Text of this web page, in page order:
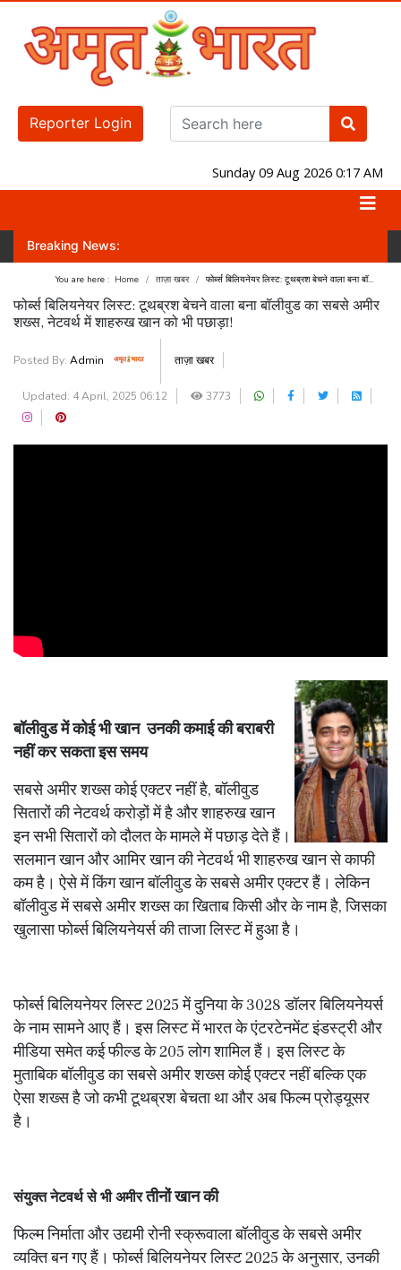
Reporter Login
Sunday 09 Aug 2026 0:17 AM
Breaking News:
जानिए लोकसभा-राज्यसभा का नंबर गेम! जंतर-मंतर पर होगा प्रदर्शन!
You are here : Home ताज़ा खबर फोर्ब्स बिलियनेयर लिस्ट: टूथब्रश बेचने वाला बना बॉ...
फोर्ब्स बिलियनेयर लिस्ट: टूथब्रश बेचने वाला बना बॉलीवुड का सबसे अमीर
शख्स, नेटवर्थ में शाहरुख खान को भी पछाड़ा!
Posted By: Admin ताज़ा खबर
Updated: 4 April, 2025 06:12 3773
बॉलीवुड में कोई भी खान उनकी कमाई की बराबरी
नहीं कर सकता इस समय
सबसे अमीर शख्स कोई एक्टर नहीं है, बॉलीवुड
सितारों की नेटवर्थ करोड़ों में है और शाहरुख खान
इन सभी सितारों को दौलत के मामले में पछाड़ देते हैं।
सलमान खान और आमिर खान की नेटवर्थ भी शाहरुख खान से काफी
कम है। ऐसे में किंग खान बॉलीवुड के सबसे अमीर एक्टर हैं। लेकिन
बॉलीवुड में सबसे अमीर शख्स का खिताब किसी और के नाम है, जिसका
खुलासा फोर्ब्स बिलियनेयर्स की ताजा लिस्ट में हुआ है।
फोर्ब्स बिलियनेयर लिस्ट 2025 में दुनिया के 3028 डॉलर बिलियनेयर्स
के नाम सामने आए हैं। इस लिस्ट में भारत के एंटरटेनमेंट इंडस्ट्री और
मीडिया समेत कई फील्ड के 205 लोग शामिल हैं। इस लिस्ट के
मुताबिक बॉलीवुड का सबसे अमीर शख्स कोई एक्टर नहीं बल्कि एक
ऐसा शख्स है जो कभी टूथब्रश बेचता था और अब फिल्म प्रोड्यूसर
है।
संयुक्त नेटवर्थ से भी अमीरतीनों खान की
फिल्म निर्माता और उद्यमी रोनी स्क्रूवाला बॉलीवुड के सबसे अमीर
व्यक्ति बन गए हैं। फोर्ब्स बिलियनेयर लिस्ट 2025 के अनुसार, उनकी